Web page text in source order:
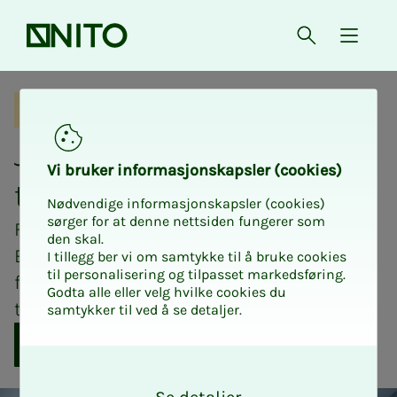
Forsiden Åpne søk
{
Bli NITO-medlem i dag
Job­­­ber du med helse og
tek­­­no­lo­­­gi?
Få trygghet, faglig støtte og bedre vilkår.
Bli en del av Norges største
fagorganisasjon for ingeniører og
teknologer med over 117.000 medlemmer.
Vi bru­­­ker in­­­for­­­ma­­­sjons­­­kaps­­­­­ler (cookies)
Nødvendige informasjonskapsler (cookies)
sørger for at denne nettsiden fungerer som
den skal.
I tillegg ber vi om samtykke til å bruke cookies
til personalisering og tilpasset markedsføring.
Godta alle eller velg hvilke cookies du
samtykker til ved å se detaljer.